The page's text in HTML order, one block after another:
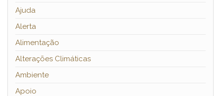
Ajuda
Alerta
Alimentação
Alterações Climáticas
Ambiente
Apoio